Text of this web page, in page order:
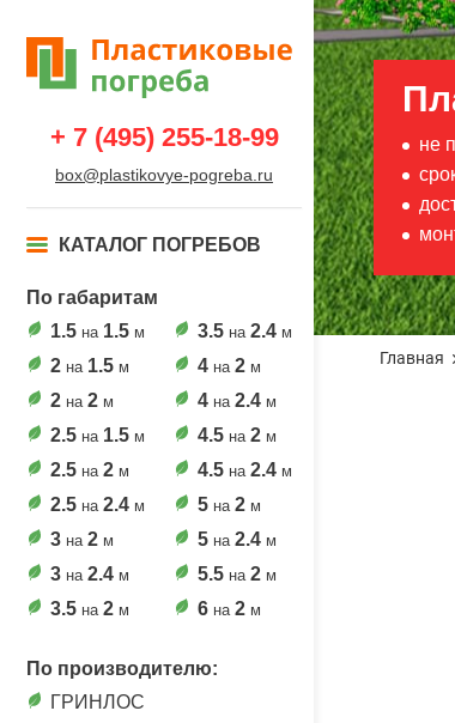
+ 7 (495) 255-18-99
box@plastikovye-pogreba.ru
КАТАЛОГ ПОГРЕБОВ
По габаритам
1.5 на 1.5 м
2 на 1.5 м
2 на 2 м
2.5 на 1.5 м
2.5 на 2 м
2.5 на 2.4 м
3 на 2 м
3 на 2.4 м
3.5 на 2 м
3.5 на 2.4 м
4 на 2 м
4 на 2.4 м
4.5 на 2 м
4.5 на 2.4 м
5 на 2 м
5 на 2.4 м
5.5 на 2 м
6 на 2 м
По производителю:
ГРИНЛОС
не
Главная